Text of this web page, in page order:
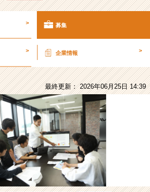
ル
用/
-
【長
期
イ
ン
タ
ー
ン】
6
> 募集
> 企業情報 >
最終更新： 2026年06月25日 14:39